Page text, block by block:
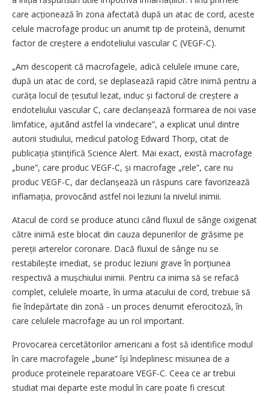
care acțio­nează în zona afectată după un atac de cord, aceste
celule macrofage produc un anumit tip de proteină, denumit
factor de creștere a endoteliului vascular C (VEGF-C).
„Am descoperit că macrofagele, adică celulele imune care,
după un atac de cord, se deplasează rapid către inimă pentru a
curăța locul de țesutul lezat, induc și factorul de creștere a
endoteliului vascular C, care declanșează formarea de noi vase
limfatice, ajutând astfel la vindecare”, a explicat unul dintre
autorii studiului, medicul patolog Edward Thorp, citat de
publicația științifică Science Alert. Mai exact, există macrofage
„bune”, care produc VEGF-C, și macrofage „rele”, care nu
produc VEGF-C, dar de­clan­șează un răspuns care favorizează
inflamația, provocând astfel noi leziuni la nivelul inimii.
Atacul de cord se produce a­tunci când fluxul de sânge oxigenat
către inimă este blocat din cauza depunerilor de grăsime pe
pereții arterelor coronare. Dacă fluxul de sânge nu se
restabilește imediat, se produc leziuni grave în porțiunea
respectivă a muș­chiului inimii. Pentru ca inima să se refacă
complet, celulele moarte, în urma atacului de cord, trebuie să
fie îndepărtate din zonă - un proces denumit eferocitoză, în
care celulele macrofage au un rol important.
Provocarea cercetătorilor americani a fost să identifice modul
în care macrofagele „bune” își îndeplinesc misiunea de a
produce proteinele reparatoare VEGF-C. Ceea ce ar trebui
studiat mai departe este modul în care poate fi crescut